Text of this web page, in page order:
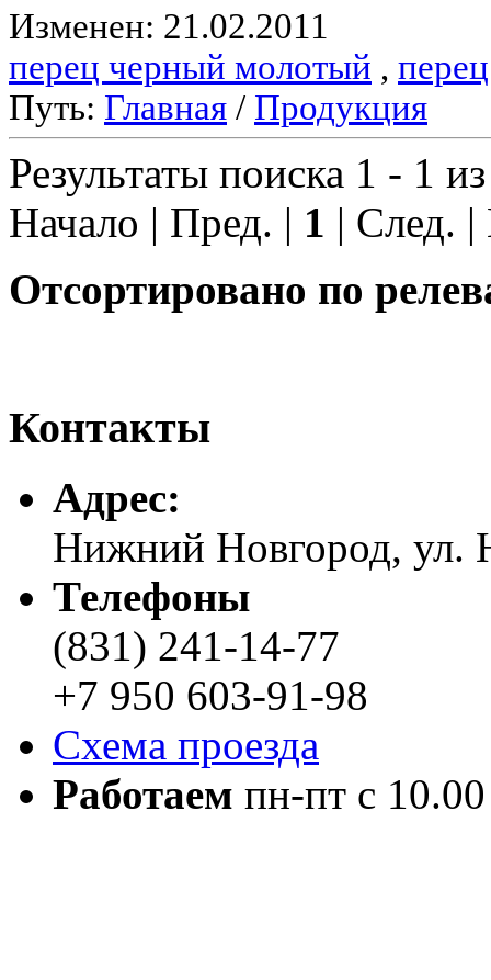
Изменен: 21.02.2011
перец черный молотый , перец
Путь: Главная / Продукция
Результаты поиска 1 - 1
Начало | Пред. | 1 | След.
Отсортировано по
Контакты
Адреc:
Нижний Новгород, ул.
Телефоны
(831) 241-14-77
+7 950 603-91-98
Схема проезда
Работаем пн-пт с